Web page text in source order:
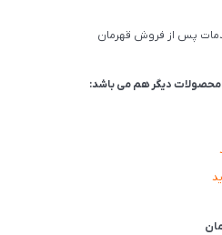
محصولات دیگر هم می باشد: